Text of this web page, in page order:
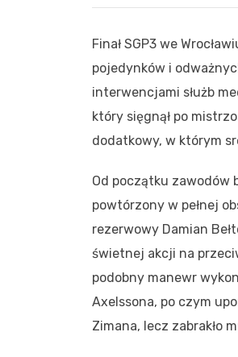
Finał SGP3 we
pojedynków i
interwencjami służb
który sięgnął po
dodatkowy, w którym
Od początku zawodów
powtórzony w pełnej
rezerwowy Damian
świetnej akcji na
podobny manewr
Axelssona, po czym
Zimana, lecz zabrakło